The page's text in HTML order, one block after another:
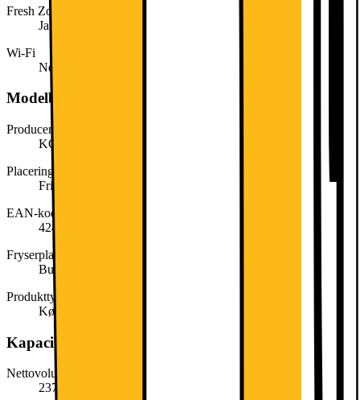
Fresh Zone opbevaringsskuffe
Ja
Wi-Fi
Nej
Modelbeskrivelse
Producentens varenummer
KGN36VWED
Placering
Fritstående
EAN-kode
4242005208456
Fryserplacering
Bundfryser
Produkttype
Kølefryseskab
Kapacitet, forbrug og strøm
Nettovolumen køl (liter)
237